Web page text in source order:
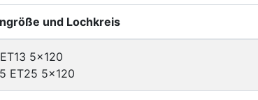
und Lochkreis
5x120
ET25 5x120